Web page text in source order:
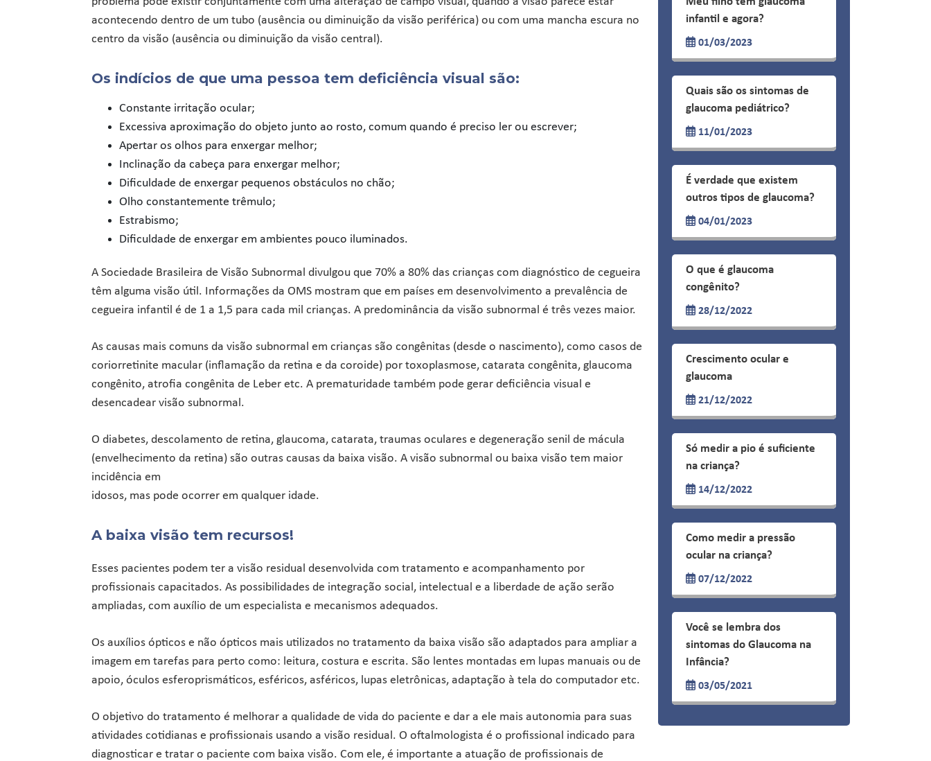
acontecendo dentro de um tubo (ausência ou diminuição da visão periférica) ou com uma mancha escura no
centro da visão (ausência ou diminuição da visão central).
Os indícios de que uma pessoa tem deficiência visual são:
Constante irritação ocular;
Excessiva aproximação do objeto junto ao rosto, comum quando é preciso ler ou escrever;
Apertar os olhos para enxergar melhor;
Inclinação da cabeça para enxergar melhor;
Dificuldade de enxergar pequenos obstáculos no chão;
Olho constantemente trêmulo;
Estrabismo;
Dificuldade de enxergar em ambientes pouco iluminados.
A Sociedade Brasileira de Visão Subnormal divulgou que 70% a 80% das crianças com diagnóstico de cegueira
têm alguma visão útil. Informações da OMS mostram que em países em desenvolvimento a prevalência de
cegueira infantil é de 1 a 1,5 para cada mil crianças. A predominância da visão subnormal é três vezes maior.
As causas mais comuns da visão subnormal em crianças são congênitas (desde o nascimento), como casos de
coriorretinite macular (inflamação da retina e da coroide) por toxoplasmose, catarata congênita, glaucoma
congênito, atrofia congênita de Leber etc. A prematuridade também pode gerar deficiência visual e
desencadear visão subnormal.
O diabetes, descolamento de retina, glaucoma, catarata, traumas oculares e degeneração senil de mácula
(envelhecimento da retina) são outras causas da baixa visão. A visão subnormal ou baixa visão tem maior
incidência em
idosos, mas pode ocorrer em qualquer idade.
A baixa visão tem recursos!
Esses pacientes podem ter a visão residual desenvolvida com tratamento e acompanhamento por
profissionais capacitados. As possibilidades de integração social, intelectual e a liberdade de ação serão
ampliadas, com auxílio de um especialista e mecanismos adequados.
Os auxílios ópticos e não ópticos mais utilizados no tratamento da baixa visão são adaptados para ampliar a
imagem em tarefas para perto como: leitura, costura e escrita. São lentes montadas em lupas manuais ou de
apoio, óculos esferoprismáticos, esféricos, asféricos, lupas eletrônicas, adaptação à tela do computador etc.
O objetivo do tratamento é melhorar a qualidade de vida do paciente e dar a ele mais autonomia para suas
atividades cotidianas e profissionais usando a visão residual. O oftalmologista é o profissional indicado para
diagnosticar e tratar o paciente com baixa visão. Com ele, é importante a atuação de profissionais de
infantil e agora?
01/03/2023
Quais são os sintomas de
glaucoma pediátrico?
11/01/2023
É verdade que existem
outros tipos de glaucoma?
04/01/2023
O que é glaucoma
congênito?
28/12/2022
Crescimento ocular e
glaucoma
21/12/2022
Só medir a pio é suficiente
na criança?
14/12/2022
Como medir a pressão
ocular na criança?
07/12/2022
Você se lembra dos
sintomas do Glaucoma na
Infância?
03/05/2021